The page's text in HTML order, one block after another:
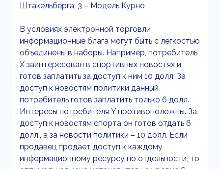
Штакельберга; 3 – Модель Курно
В условиях электронной торговли
информационные блага могут быть с легкостью
объединены в наборы. Например, потребитель
Х заинтересован в спортивных новостях и
готов заплатить за доступ к ним 10 долл. За
доступ к новостям политики данный
потребитель готов заплатить только 6 долл.
Интересы потребителя Y противоположны. За
доступ к новостям спорта он готов отдать 6
долл., а за новости политики – 10 долл. Если
продавец продает доступ к каждому
информационному ресурсу по отдельности, то